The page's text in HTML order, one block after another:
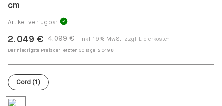
cm
Artikel verfügbar
4.099 €
2.049 € inkl. 19% MwSt. zzgl. Lieferkosten
Der niedrigste Preis der letzten 30 Tage: 2.049 €
Cord (1)